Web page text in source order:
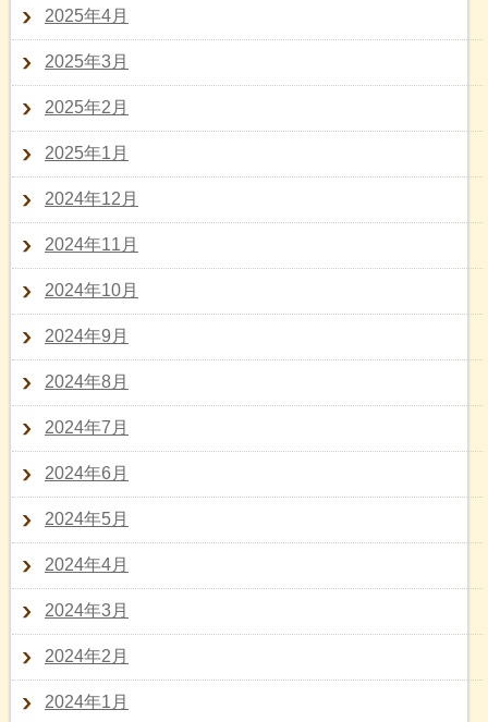
2025年4月
2025年3月
2025年2月
2025年1月
2024年12月
2024年11月
2024年10月
2024年9月
2024年8月
2024年7月
2024年6月
2024年5月
2024年4月
2024年3月
2024年2月
2024年1月